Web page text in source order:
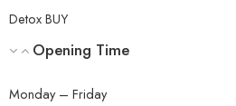
Detox BUY
Opening Time
Monday – Friday